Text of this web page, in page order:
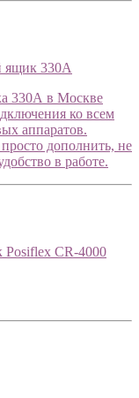
330A
330А в Москве
ко всем
аппаратов.
дополнить, не
в работе.
Posiflex CR-4000